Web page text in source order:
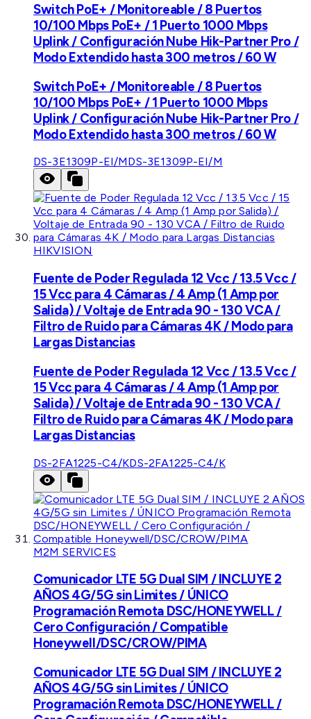
Switch PoE+ / Monitoreable / 8 Puertos
10/100 Mbps PoE+ / 1 Puerto 1000 Mbps
Uplink / Configuración Nube Hik-Partner Pro /
Modo Extendido hasta 300 metros / 60 W
Switch PoE+ / Monitoreable / 8 Puertos
10/100 Mbps PoE+ / 1 Puerto 1000 Mbps
Uplink / Configuración Nube Hik-Partner Pro /
Modo Extendido hasta 300 metros / 60 W
DS-3E1309P-EI/MDS-3E1309P-EI/M
HIKVISION
Fuente de Poder Regulada 12 Vcc / 13.5 Vcc /
15 Vcc para 4 Cámaras / 4 Amp (1 Amp por
Salida) / Voltaje de Entrada 90 - 130 VCA /
Filtro de Ruido para Cámaras 4K / Modo para
Largas Distancias
Fuente de Poder Regulada 12 Vcc / 13.5 Vcc /
15 Vcc para 4 Cámaras / 4 Amp (1 Amp por
Salida) / Voltaje de Entrada 90 - 130 VCA /
Filtro de Ruido para Cámaras 4K / Modo para
Largas Distancias
DS-2FA1225-C4/KDS-2FA1225-C4/K
M2M SERVICES
Comunicador LTE 5G Dual SIM / INCLUYE 2
AÑOS 4G/5G sin Limites / ÚNICO
Programación Remota DSC/HONEYWELL /
Cero Configuración / Compatible
Honeywell/DSC/CROW/PIMA
Comunicador LTE 5G Dual SIM / INCLUYE 2
AÑOS 4G/5G sin Limites / ÚNICO
Programación Remota DSC/HONEYWELL /